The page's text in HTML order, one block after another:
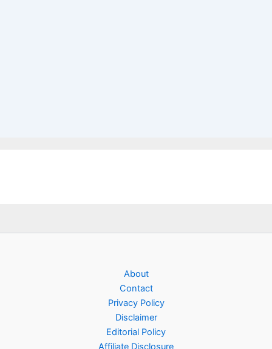
About
Contact
Privacy Policy
Disclaimer
Editorial Policy
Affiliate Disclosure